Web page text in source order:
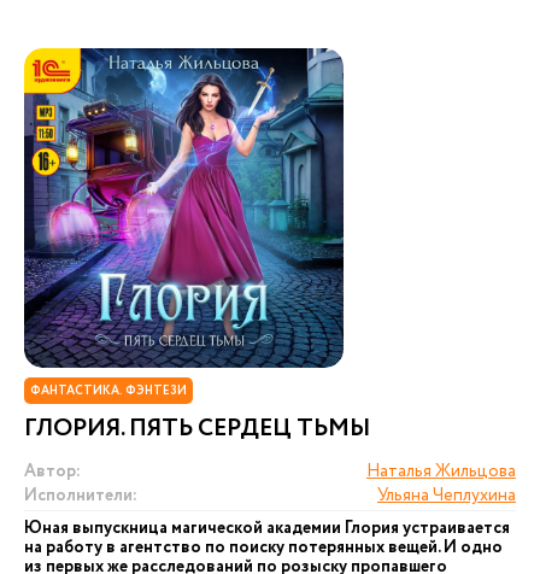
ФАНТАСТИКА. ФЭНТЕЗИ
ГЛОРИЯ. ПЯТЬ СЕРДЕЦ ТЬМЫ
Автор:
Наталья Жильцова
Исполнители:
Ульяна Чеплухина
Юная выпускница магической академии Глория устраивается
на работу в агентство по поиску потерянных вещей. И одно
из первых же расследований по розыску пропавшего